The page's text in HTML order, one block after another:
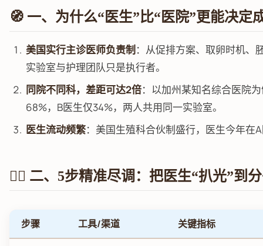
🧭 一、为什么“医生”比“医院”更能决定
美国实行主诊医师负责制 ：从促排方案、取卵时机、
实验室与护理团队只是执行者。
同院不同科，差距可达2倍：以加州某知名综合医院
68%，B医生仅34%，两人共用同一实验室。
医生流动频繁：美国生殖科合伙制盛行，医生今年在
🕵️‍♂️ 二、5步精准尽调：把医生“扒光”到
步骤 工具/渠道 关键指标